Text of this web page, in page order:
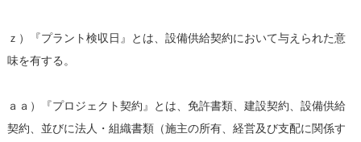
ｚ）『プラント検収日』とは、設備供給契約において与えられた意
味を有する。
ａａ）『プロジェクト契約』とは、免許書類、建設契約、設備供給
契約、並びに法人・組織書類（施主の所有、経営及び支配に関係す